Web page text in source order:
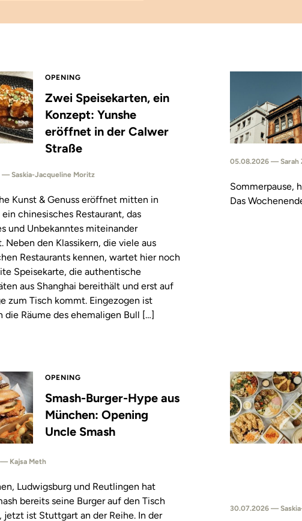
OPENING
Zwei Speisekarten, ein
Konzept: Yunshe
eröffnet in der Calwer
Straße
Saskia-Jacqueline Moritz
Kunst & Genuss eröffnet mitten in
chinesisches Restaurant, das
und Unbekanntes miteinander
Neben den Klassikern, die viele aus
Restaurants kennen, wartet hier noch
Speisekarte, die authentische
aus Shanghai bereithält und erst auf
zum Tisch kommt. Eingezogen ist
die Räume des ehemaligen Bull […]
05.08.2026 — Sarah
Sommerpause,
Das
OPENING
Smash-Burger-Hype aus
München: Opening
Uncle Smash
Kajsa Meth
Ludwigsburg und Reutlingen hat
bereits seine Burger auf den Tisch
jetzt ist Stuttgart an der Reihe. In der
30.07.2026 —